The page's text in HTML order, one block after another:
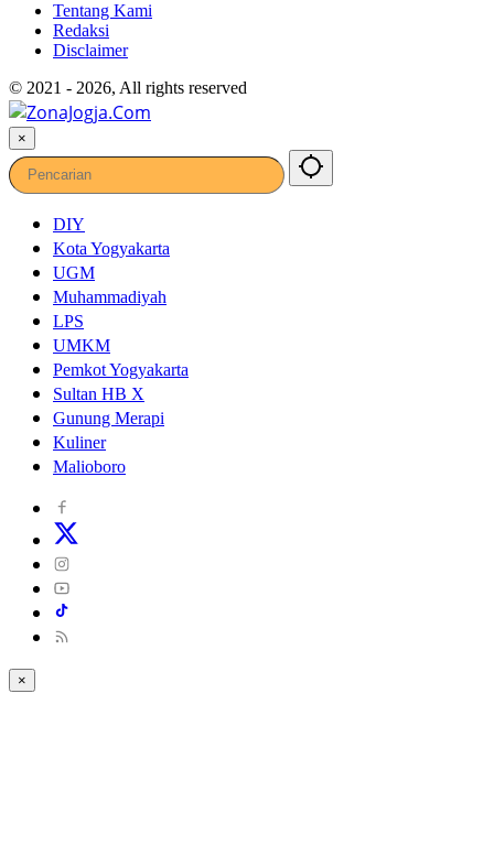
Tentang Kami
Redaksi
Disclaimer
© 2021 - 2026, All rights reserved
×
DIY
Kota Yogyakarta
UGM
Muhammadiyah
LPS
UMKM
Pemkot Yogyakarta
Sultan HB X
Gunung Merapi
Kuliner
Malioboro
×